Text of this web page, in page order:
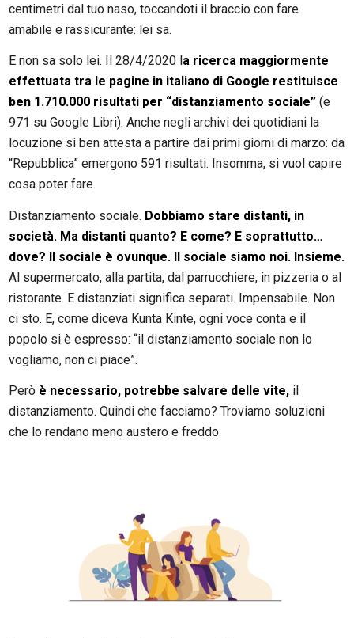
centimetri dal tuo naso, toccandoti il braccio con fare
amabile e rassicurante: lei sa.
E non sa solo lei. Il 28/4/2020 l a ricerca maggiormente
effettuata tra le pagine in italiano di Google restituisce
ben 1.710.000 risultati per “distanziamento sociale” (e
971 su Google Libri). Anche negli archivi dei quotidiani la
locuzione si ben attesta a partire dai primi giorni di marzo: da
“Repubblica” emergono 591 risultati. Insomma, si vuol capire
cosa poter fare.
Distanziamento sociale. Dobbiamo stare distanti, in
società. Ma distanti quanto? E come? E soprattutto…
dove? Il sociale è ovunque. Il sociale siamo noi. Insieme.
Al supermercato, alla partita, dal parrucchiere, in pizzeria o al
ristorante. E distanziati significa separati. Impensabile. Non
ci sto. E, come diceva Kunta Kinte, ogni voce conta e il
popolo si è espresso: “il distanziamento sociale non lo
vogliamo, non ci piace”.
Però è necessario, potrebbe salvare delle vite, il
distanziamento. Quindi che facciamo? Troviamo soluzioni
che lo rendano meno austero e freddo.